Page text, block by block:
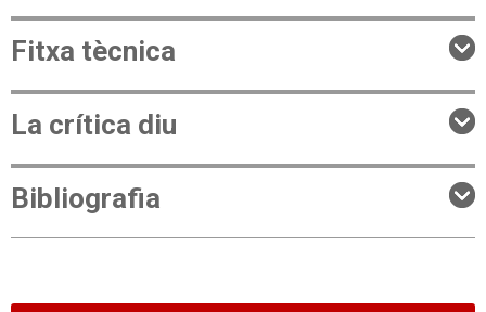
Fitxa tècnica
La crítica diu
Bibliografia